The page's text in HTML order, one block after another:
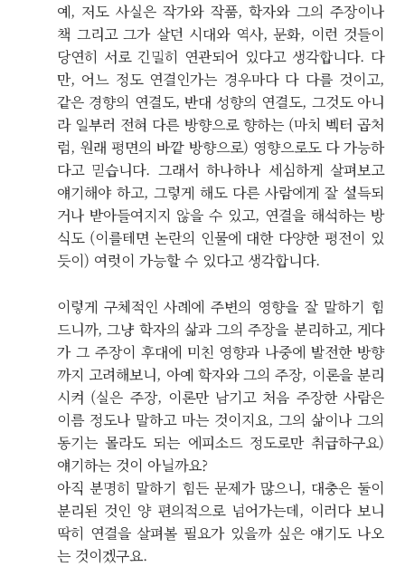
예, 저도 사실은 작가와 작품, 학자와 그의 주장이나
책 그리고 그가 살던 시대와 역사, 문화, 이런 것들이
당연히 서로 긴밀히 연관되어 있다고 생각합니다. 다
만, 어느 정도 연결인가는 경우마다 다 다를 것이고,
같은 경향의 연결도, 반대 성향의 연결도, 그것도 아니
라 일부러 전혀 다른 방향으로 향하는 (마치 벡터 곱처
럼, 원래 평면의 바깥 방향으로) 영향으로도 다 가능하
다고 믿습니다. 그래서 하나하나 세심하게 살펴보고
얘기해야 하고, 그렇게 해도 다른 사람에게 잘 설득되
거나 받아들여지지 않을 수 있고, 연결을 해석하는 방
식도 (이를테면 논란의 인물에 대한 다양한 평전이 있
듯이) 여럿이 가능할 수 있다고 생각합니다.
이렇게 구체적인 사례에 주변의 영향을 잘 말하기 힘
드니까, 그냥 학자의 삶과 그의 주장을 분리하고, 게다
가 그 주장이 후대에 미친 영향과 나중에 발전한 방향
까지 고려해보니, 아예 학자와 그의 주장, 이론을 분리
시켜 (실은 주장, 이론만 남기고 처음 주장한 사람은
이름 정도나 말하고 마는 것이지요, 그의 삶이나 그의
동기는 몰라도 되는 에피소드 정도로만 취급하구요)
얘기하는 것이 아닐까요?
아직 분명히 말하기 힘든 문제가 많으니, 대충은 둘이
분리된 것인 양 편의적으로 넘어가는데, 이러다 보니
딱히 연결을 살펴볼 필요가 있을까 싶은 얘기도 나오
는 것이겠구요.